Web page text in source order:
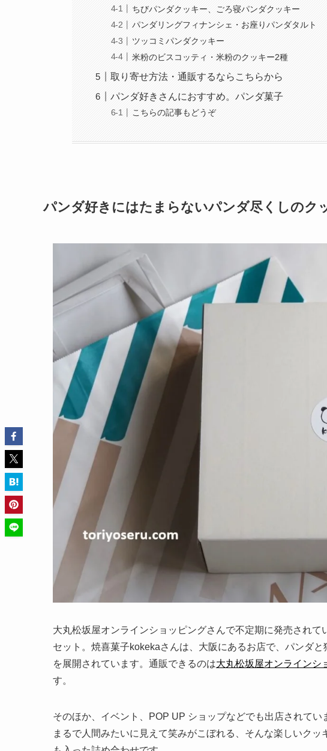
ちびパンダクッキー、ごろ寝パンダクッキー
パンダリングフィナンシェ・お座りパンダタルト
ツッコミパンダクッキー
米粉のビスコッティ・米粉のクッキー2種
取り寄せ方法・通販するならこちらから
パンダ好きさんにおすすめ。パンダ菓子
こちらの記事もどうぞ
パンダ好きにはたまらないパンダ尽くしのク
大丸松坂屋オンラインショッピングさんで不定期に発売され
セット。焼喜菓子kokekaさんは、大阪にあるお店で、パンダ
を展開されています。通販できるのは大丸松坂屋オンラインシ
す。
そのほか、イベント、POP UP ショップなどでも出店されて
まるで人間みたいに見えて笑みがこぼれる、そんな楽しいク